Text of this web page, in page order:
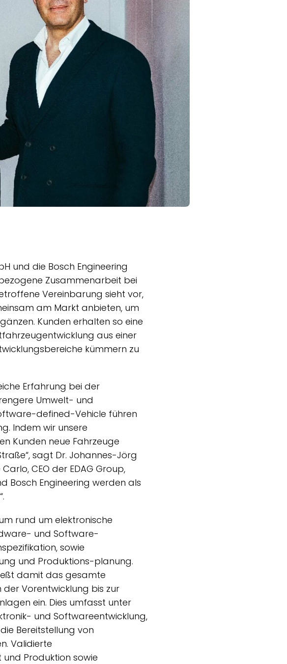
und die Bosch Engineering
Zusammenarbeit bei
Vereinbarung sieht vor,
am Markt anbieten, um
Kunden erhalten so eine
aus einer
kümmern zu
Erfahrung bei der
Umwelt- und
defined-Vehicle führen
Indem wir unsere
Kunden neue Fahrzeuge
sagt Dr. Johannes-Jörg
CEO der EDAG Group,
Bosch Engineering werden als
rund um elektronische
und Software-
sowie
und Produktions-planung.
damit das gesamte
Vorentwicklung bis zur
ein. Dies umfasst unter
und Softwareentwicklung,
Bereitstellung von
Validierte
Produktion sowie